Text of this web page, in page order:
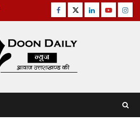
Facebook
TwitterLinkedinYoutube